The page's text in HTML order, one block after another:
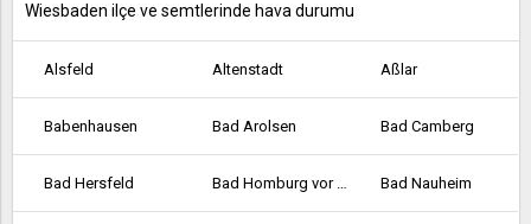
Wiesbaden ilçe ve semtlerinde hava durumu
Alsfeld Altenstadt Aßlar
Babenhausen Bad Arolsen Bad Camberg
Bad Hersfeld Bad Homburg vor der Höhe Bad Nauheim